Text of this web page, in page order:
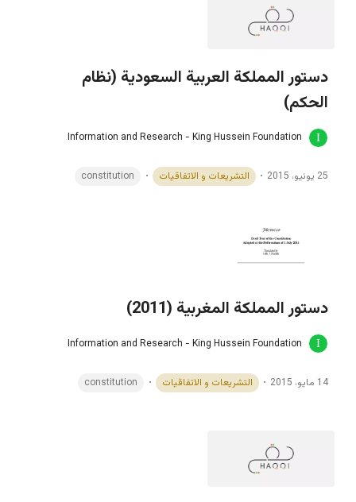
دستور المملكة العربية السعودية (نظام
الحكم)
Information and Research - King Hussein Foundation
25 يونيو، 2015 التشريعات و الاتفاقيات constitution
دستور المملكة المغربية (2011)
Information and Research - King Hussein Foundation
14 مايو، 2015 التشريعات و الاتفاقيات constitution